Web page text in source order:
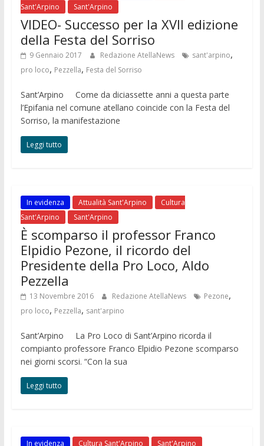
Sant'Arpino
Sant'Arpino
VIDEO- Successo per la XVII edizione
della Festa del Sorriso
9 Gennaio 2017 Redazione AtellaNews sant'arpino,
pro loco, Pezzella, Festa del Sorriso
Sant’Arpino Come da diciassette anni a questa parte
l’Epifania nel comune atellano coincide con la Festa del
Sorriso, la manifestazione
Leggi tutto
In evidenza Attualità Sant'Arpino
Cultura
Sant'Arpino
Sant'Arpino
È scomparso il professor Franco
Elpidio Pezone, il ricordo del
Presidente della Pro Loco, Aldo
Pezzella
13 Novembre 2016 Redazione AtellaNews Pezone,
pro loco, Pezzella, sant'arpino
Sant’Arpino La Pro Loco di Sant’Arpino ricorda il
compianto professore Franco Elpidio Pezone scomparso
nei giorni scorsi. “Con la sua
Leggi tutto
In evidenza Cultura Sant'Arpino Sant'Arpino